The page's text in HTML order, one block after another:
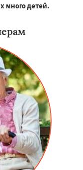
много детей.